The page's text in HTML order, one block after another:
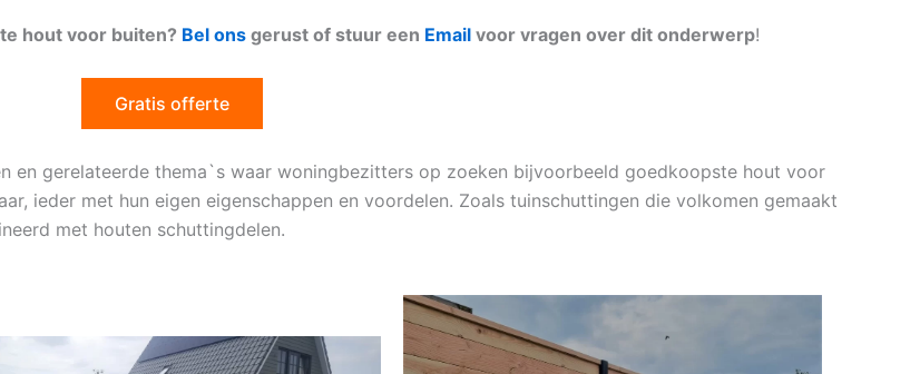
hout voor buiten? Bel onsgerust of stuur een Emailvoor vragen over dit onderwerp!
Gratis offerte
en gerelateerde thema`s waar woningbezitters op zoeken bijvoorbeeld goedkoopste hout voor
ieder met hun eigen eigenschappen en voordelen. Zoals tuinschuttingen die volkomen gemaakt
met houten schuttingdelen.